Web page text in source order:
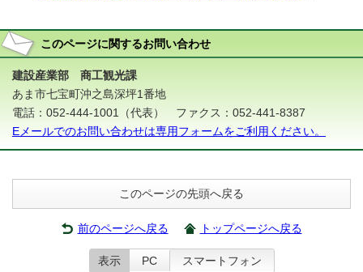
このページに関するお問い合わせ
建設産業部 商工観光課
あま市七宝町沖之島深坪1番地
電話：052-444-1001（代表） ファクス：052-441-8387
Eメールでのお問い合わせは専用フォームをご利用ください。
このページの先頭へ戻る
前のページへ戻る トップページへ戻る
表示 PC スマートフォン